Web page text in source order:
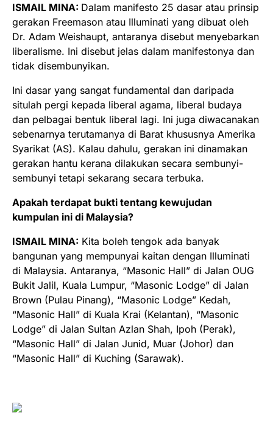
ISMAIL MINA: Dalam manifesto 25 dasar atau prinsip
gerakan Freemason atau Illuminati yang dibuat oleh
Dr. Adam Weishaupt, antaranya disebut menyebarkan
liberalisme. Ini disebut jelas dalam manifestonya dan
tidak disembunyikan.
Ini dasar yang sangat fundamental dan daripada
situlah pergi kepada liberal agama, liberal budaya
dan pelbagai bentuk liberal lagi. Ini juga diwacanakan
sebenarnya terutamanya di Barat khususnya Amerika
Syarikat (AS). Kalau dahulu, gerakan ini dinamakan
gerakan hantu kerana dilakukan secara sembunyi-
sembunyi tetapi sekarang secara terbuka.
Apakah terdapat bukti tentang kewujudan
kumpulan ini di Malaysia?
ISMAIL MINA: Kita boleh tengok ada banyak
bangunan yang mempunyai kaitan dengan Illuminati
di Malaysia. Antaranya, “Masonic Hall” di Jalan OUG
Bukit Jalil, Kuala Lumpur, “Masonic Lodge” di Jalan
Brown (Pulau Pinang), “Masonic Lodge” Kedah,
“Masonic Hall” di Kuala Krai (Kelantan), “Masonic
Lodge” di Jalan Sultan Azlan Shah, Ipoh (Perak),
“Masonic Hall” di Jalan Junid, Muar (Johor) dan
“Masonic Hall” di Kuching (Sarawak).